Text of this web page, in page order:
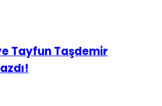
Tayfun Taşdemir